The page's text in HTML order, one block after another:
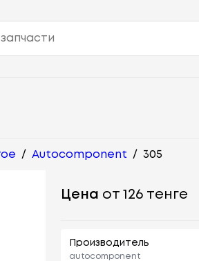
/ Autocomponent / 305
Цена от 126 тенге
Производитель
autocomponent